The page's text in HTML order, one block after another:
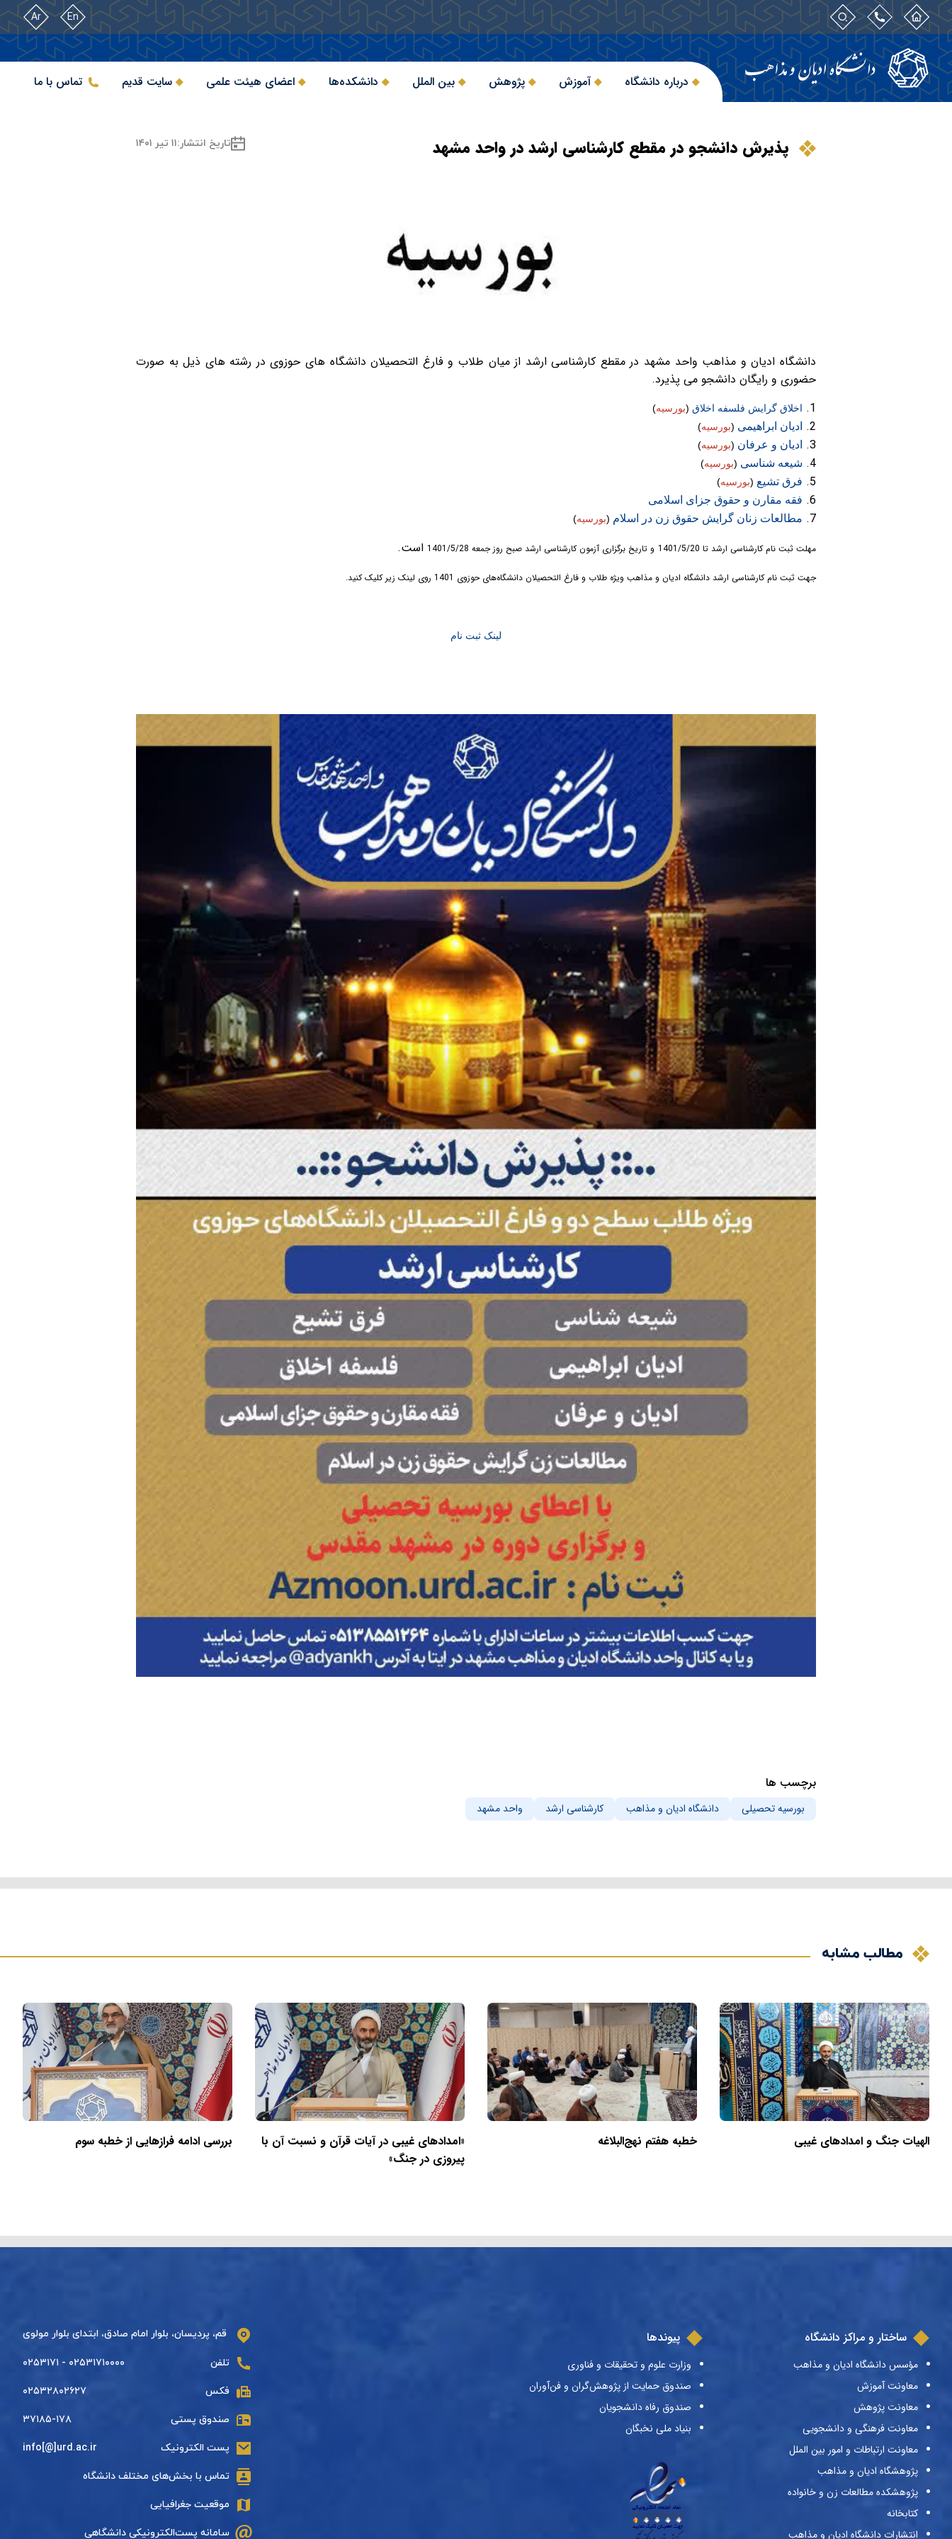
En
Ar
درباره دانشگاه آموزش پژوهش بین الملل دانشکده‌ها اعضای هیئت علمی سایت قدیم تماس با ما
پذیرش دانشجو در مقطع کارشناسی ارشد در واحد مشهد تاریخ انتشار:۱۱ تیر ۱۴۰۱
دانشگاه ادیان و مذاهب واحد مشهد در مقطع کارشناسی ارشد از میان طلاب و فارغ التحصیلان دانشگاه های حوزوی در رشته های ذیل به صورت
حضوری و رایگان دانشجو می پذیرد.
اخلاق گرایش فلسفه اخلاق (بورسيه)
ادیان ابراهیمی (بورسيه)
ادیان و عرفان (بورسيه)
شیعه شناسی (بورسيه)
فرق تشیع (بورسيه)
فقه مقارن و حقوق جزای اسلامی
مطالعات زنان گرایش حقوق زن در اسلام (بورسيه)
مهلت ثبت نام کارشناسی ارشد تا 1401/5/20 و تاریخ برگزاری آزمون کارشناسی ارشد صبح روز جمعه 1401/5/28 است.
جهت ثبت نام کارشناسی ارشد دانشگاه ادیان و مذاهب ویژه طلاب و فارغ التحصیلان دانشگاه‌های حوزوی 1401 روی لینک زیر کلیک کنید.
لینک ثبت نام
برچسب ها
بورسیه تحصیلی دانشگاه ادیان و مذاهب کارشناسی ارشد واحد مشهد
مطالب مشابه
الهیات جنگ و امدادهای غیبی خطبه هفتم نهج‌البلاغه
«امدادهای غیبی در آیات قرآن و نسبت آن با
پیروزی در جنگ»
بررسی ادامه فرازهایی از خطبه سوم
ساختار و مراکز دانشگاه
مؤسس دانشگاه ادیان و مذاهب
معاونت آموزش
معاونت پژوهش
معاونت فرهنگی و دانشجویی
معاونت ارتباطات و امور بین الملل
پژوهشگاه ادیان و مذاهب
پژوهشکده مطالعات زن و خانواده
کتابخانه
انتشارات دانشگاه ادیان و مذاهب
پیوندها
وزارت علوم و تحقیقات و فناوری
صندوق حمایت از پژوهش‌گران و فن‌آوران
صندوق رفاه دانشجویان
بنیاد ملی نخبگان
قم، پردیسان، بلوار امام صادق، ابتدای بلوار مولوی
تلفن ۰۲۵۳۱۷۱۰۰۰۰ - ۰۲۵۳۱۷۱
فکس ۰۲۵۳۲۸۰۲۶۲۷
صندوق پستی ۳۷۱۸۵-۱۷۸
پست الکترونیک info[@]urd.ac.ir
تماس با بخش‌های مختلف دانشگاه
موقعیت جغرافیایی
سامانه پست‌الکترونیکی دانشگاهی